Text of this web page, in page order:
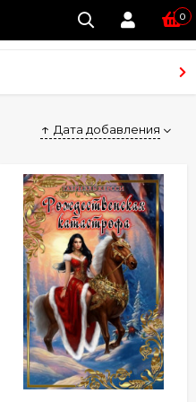
0
Дата добавления